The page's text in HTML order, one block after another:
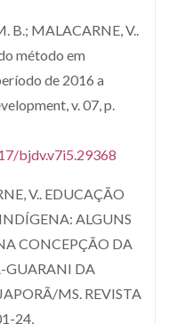
B.; MALACARNE, V..
método em
de 2016 a
v. 07, p.
bjdv.v7i5.29368
V.. EDUCAÇÃO
ALGUNS
CONCEPÇÃO DA
GUARANI DA
MS. REVISTA
24,